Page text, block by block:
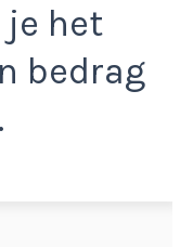
je het
bedrag